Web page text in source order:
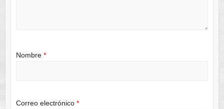
Nombre *
Correo electrónico *